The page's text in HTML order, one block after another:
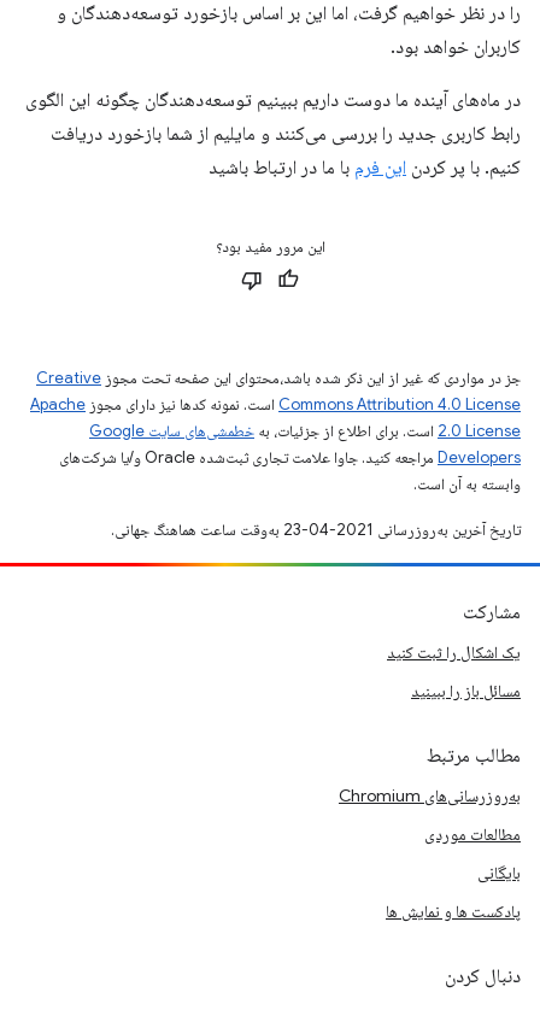
را در نظر خواهیم گرفت، اما این بر اساس بازخورد توسعه‌دهندگان و
کاربران خواهد بود.
در ماه‌های آینده ما دوست داریم ببینیم توسعه‌دهندگان چگونه این الگوی
رابط کاربری جدید را بررسی می‌کنند و مایلیم از شما بازخورد دریافت
کنیم. با پر کردن این فرم با ما در ارتباط باشید
این مرور مفید بود؟
جز در مواردی که غیر از این ذکر شده باشد،‌محتوای این صفحه تحت مجوز Creative
Commons Attribution 4.0 License است. نمونه کدها نیز دارای مجوز Apache
2.0 License است. برای اطلاع از جزئیات، به
خطمشی‌های سایت Google
Developers‏
مراجعه کنید. جاوا علامت تجاری ثبت‌شده Oracle و/یا شرکت‌های
وابسته به آن است.
تاریخ آخرین به‌روزرسانی 2021-04-23 به‌وقت ساعت هماهنگ جهانی.
مشارکت
یک اشکال را ثبت کنید
مسائل باز را ببینید
مطالب مرتبط
به‌روزرسانی‌های Chromium
مطالعات موردی
بایگانی
پادکست ها و نمایش ها
دنبال کردن